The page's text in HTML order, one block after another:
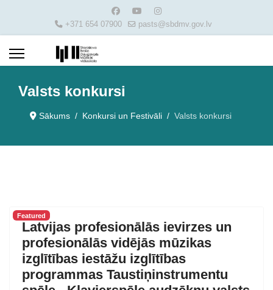
+371 654 07900 pasts@sbdmv.gov.lv
Valsts konkursi
Sākums Konkursi un Festivāli Valsts konkursi
Featured
Latvijas profesionālās ievirzes un
profesionālās vidējās mūzikas
izglītības iestāžu izglītības
programmas Taustiņinstrumentu